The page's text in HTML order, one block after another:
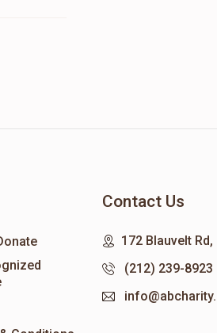
Contact Us
172 Blauvelt
(212) 239-8923